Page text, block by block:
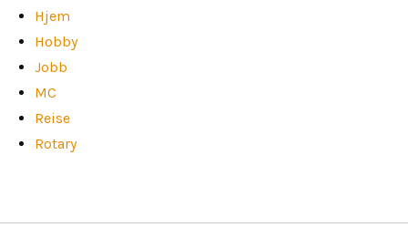
Hjem
Hobby
Jobb
MC
Reise
Rotary